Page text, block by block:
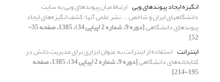
انگیزه ایجاد پیوندهای وبی ارتباط میان پیوندهای وبی به سایت
دانشگاههای ایران و شاخص ... نشر علمی آنها: کشف انگیزه‌های ایجاد
پیوندهای دانشگاهی [دوره 9، شماره 2 (پیاپی 34)، 1385، صفحه 35-
52]
اینترانت استفاده از اینترانت به عنوان ابزاری برای مدیریت دانش در
کتابخانه‌های دانشگاهی [دوره 9، شماره 2 (پیاپی 34)، 1385، صفحه
195-214]